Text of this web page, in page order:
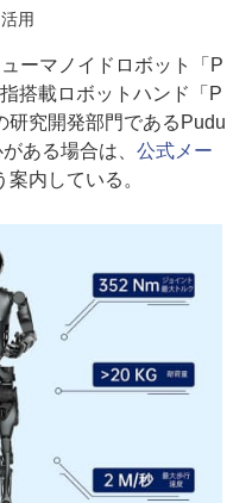
用
ーマノイドロボット「P
搭載ロボットハンド「P
研究開発部門であるPudu
ある場合は、 公式メー
内している。